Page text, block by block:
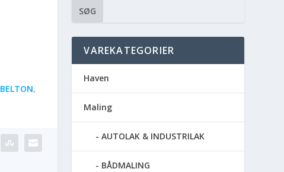
BELTON,
SØG
VAREKATEGORIER
Haven
Maling
AUTOLAK & INDUSTRILAK
BÅDMALING